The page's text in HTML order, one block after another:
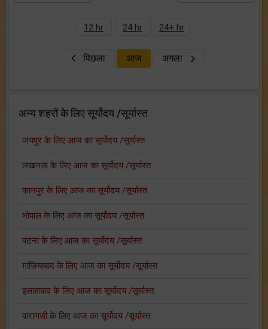
12 hr 24 hr 24+ hr
पिछला आज अगला
अन्य शहरों के लिए सूर्योदय /सूर्यास्त
जयपुर के लिए आज का सूर्योदय /सूर्यास्त
लखनऊ के लिए आज का सूर्योदय /सूर्यास्त
कानपुर के लिए आज का सूर्योदय /सूर्यास्त
भोपाल के लिए आज का सूर्योदय /सूर्यास्त
पटना के लिए आज का सूर्योदय /सूर्यास्त
ग़ाज़ियाबाद के लिए आज का सूर्योदय /सूर्यास्त
इलाहाबाद के लिए आज का सूर्योदय /सूर्यास्त
वाराणसी के लिए आज का सूर्योदय /सूर्यास्त